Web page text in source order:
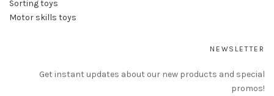
Sorting toys
Motor skills toys
NEWSLETTER
Get instant updates about our new products and special
promos!